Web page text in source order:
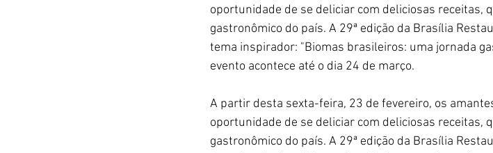
oportunidade de se deliciar com deliciosas receitas,
gastronômico do país. A 29ª edição da Brasília
tema inspirador: "Biomas brasileiros: uma jornada
evento acontece até o dia 24 de março.
A partir desta sexta-feira, 23 de fevereiro, os
oportunidade de se deliciar com deliciosas receitas,
gastronômico do país. A 29ª edição da Brasília